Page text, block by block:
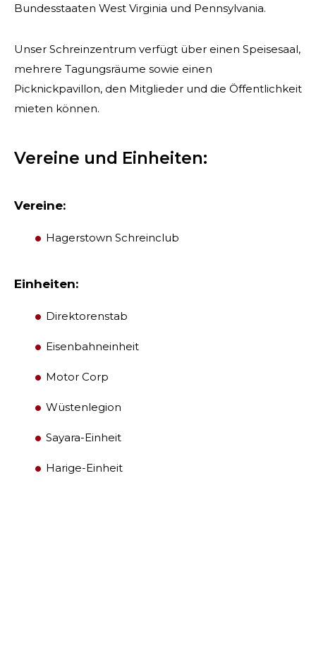
FÜHRUNG
WOMEN IMPACTING CARE
Bundesstaaten West Virginia und Pennsylvania.
Unser Schreinzentrum verfügt über einen Speisesaal,
mehrere Tagungsräume sowie einen
Picknickpavillon, den Mitglieder und die Öffentlichkeit
mieten können.
Vereine und Einheiten:
Vereine:
Hagerstown Schreinclub
Einheiten:
Direktorenstab
Eisenbahneinheit
Motor Corp
Wüstenlegion
Sayara-Einheit
Harige-Einheit